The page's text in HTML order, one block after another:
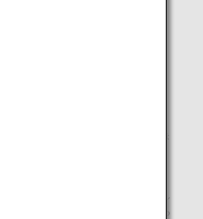
ンターにてお預かりいたしま
行車（ハンディウォーク）貸し
望される場合は係員までお知ら